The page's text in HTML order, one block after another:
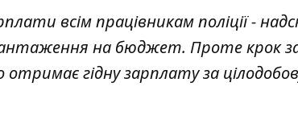
всім працівникам поліції -
на бюджет. Проте крок
гідну зарплату за